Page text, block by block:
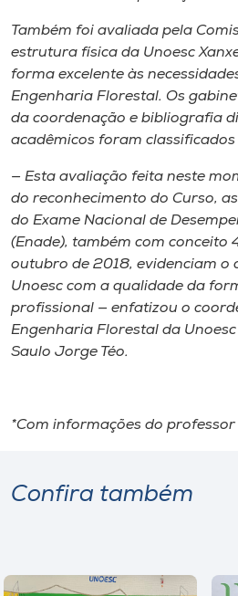
Também foi avaliada pela
estrutura física da Unoesc
forma excelente às
Engenharia Florestal. Os
da coordenação e bibliografia
acadêmicos foram classificados
— Esta avaliação feita neste
do reconhecimento do Curso,
do Exame Nacional de
(Enade), também com conceito
outubro de 2018, evidenciam o
Unoesc com a qualidade da
profissional — enfatizou o
Engenharia Florestal da
Saulo Jorge Téo.
*Com informações do professor
Confira também